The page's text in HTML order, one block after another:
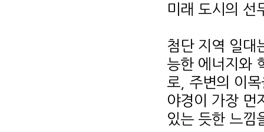
미래 도시의 선
첨단 지역 일대
능한 에너지와
로, 주변의 이
야경이 가장 먼
있는 듯한 느낌